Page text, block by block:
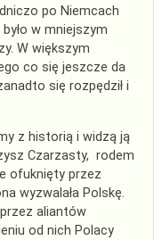
po Niemcach
w mniejszym
W większym
co się jeszcze da
się rozpędził i
z historią i widzą ją
Czarzasty, rodem
ofuknięty przez
wyzwalała Polskę.
aliantów
od nich Polacy